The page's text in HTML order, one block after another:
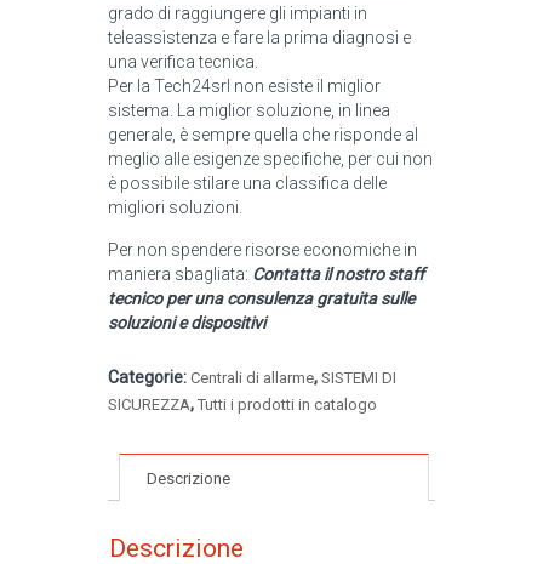
grado di raggiungere gli impianti in
teleassistenza e fare la prima diagnosi e
una verifica tecnica.
Per la Tech24srl non esiste il miglior
sistema. La miglior soluzione, in linea
generale, è sempre quella che risponde al
meglio alle esigenze specifiche, per cui non
è possibile stilare una classifica delle
migliori soluzioni.
Per non spendere risorse economiche in
maniera sbagliata: Contatta il nostro staff
tecnico per una consulenza gratuita sulle
soluzioni e dispositivi
Categorie: Centrali di allarme, SISTEMI DI
SICUREZZA, Tutti i prodotti in catalogo
Descrizione
Descrizione